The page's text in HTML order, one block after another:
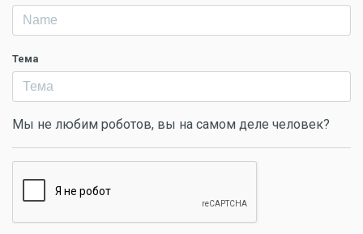
Тема
Мы не любим роботов, вы на самом деле человек?